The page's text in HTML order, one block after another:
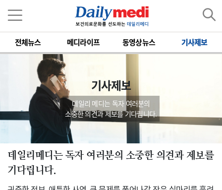
전체뉴스 메디라이프 동영상뉴스 기사제보
기사제보
데일리 메디는 독자 여러분의
소중한 의견과 제보를 기다립니다.
데일리메디는 독자 여러분의 소중한 의견과 제보를
기다립니다.